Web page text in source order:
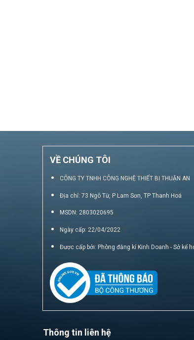
VỀ CHÚNG TÔI
CÔNG TY TNHH CÔNG NGHỆ THIẾT BỊ THUẬN AN
Địa chỉ: 73 Ngô Từ, P Lam Sơn, TP Thanh Hoá
MSDN: 2803020695
Ngày cấp: 22/04/2022
Được cấp bởi: Phòng đăng kí Kinh Doanh - Sở kế
Thông tin liên hệ